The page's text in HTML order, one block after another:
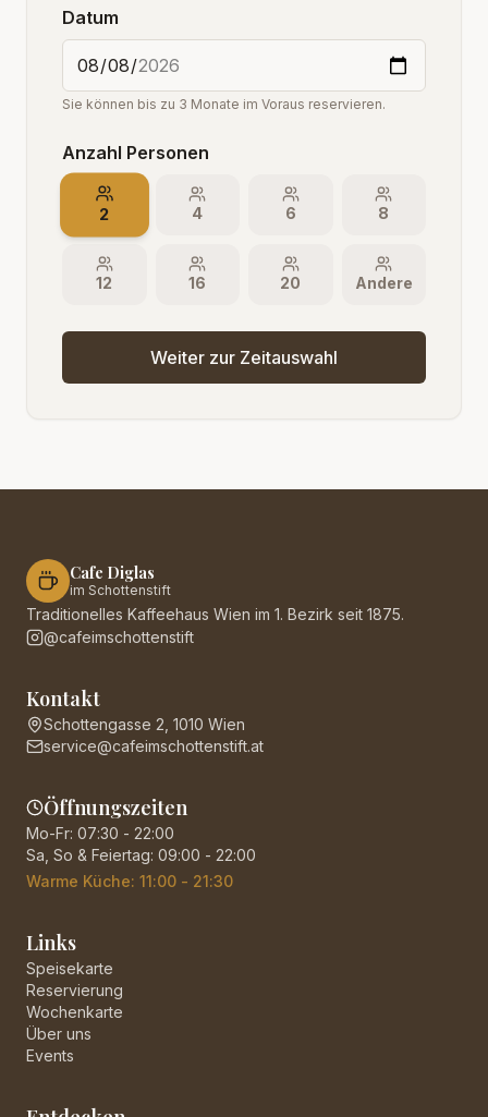
Datum
Sie können bis zu 3 Monate im Voraus reservieren.
Anzahl Personen
2 4 6 8
12 16 20 Andere
Weiter zur Zeitauswahl
Cafe Diglas
im Schottenstift
Traditionelles Kaffeehaus Wien im 1. Bezirk seit 1875.
@cafeimschottenstift
Kontakt
Schottengasse 2, 1010 Wien
service@cafeimschottenstift.at
Öffnungszeiten
Mo-Fr: 07:30 - 22:00
Sa, So & Feiertag: 09:00 - 22:00
Warme Küche: 11:00 - 21:30
Links
Speisekarte
Reservierung
Wochenkarte
Über uns
Events